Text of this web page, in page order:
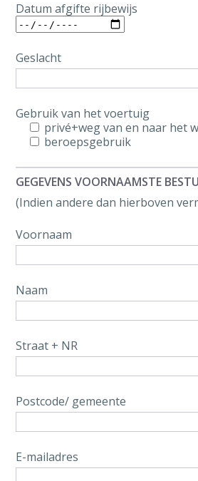
Datum afgifte rijbewijs
Geslacht
Gebruik van het voertuig
privé+weg van en naar het
beroepsgebruik
GEGEVENS VOORNAAMSTE
(Indien andere dan hierboven
Voornaam
Naam
Straat + NR
Postcode/ gemeente
E-mailadres